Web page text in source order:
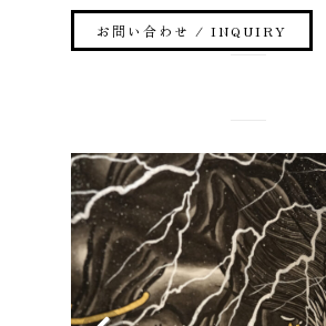
お問い合わせ / INQUIRY